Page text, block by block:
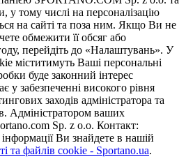
у тому числі на персоналізацію
на сайті та поза ним. Якщо Ви не
обмежити її обсяг або
перейдіть до «Налаштувань». У
міститимуть Ваші персональні
буде законний інтерес
у забезпеченні високого рівня
заходів адміністратора та
Адміністратором ваших
Sp. z o.o. Контакт:
Ви знайдете в нашій
та файлів cookie - Sportano.ua.